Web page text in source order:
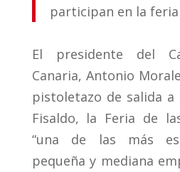
participan en la feria
El presidente del
Canaria, Antonio
pistoletazo de salida a
Fisaldo, la Feria de
“una de las más
pequeña y mediana